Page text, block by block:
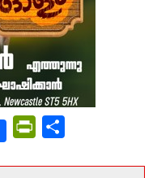
PrintFriendly